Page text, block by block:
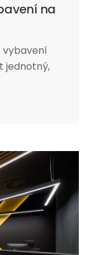
na
vybavení
jednotný,